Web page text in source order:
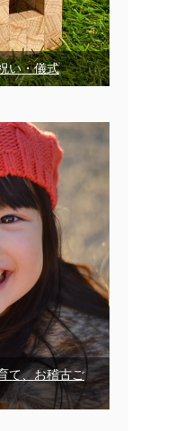
い・儀式
て、お稽古ご